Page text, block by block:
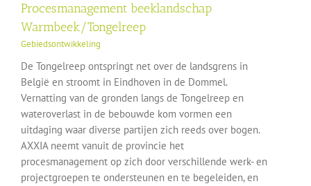
Procesmanagement beeklandschap
Warmbeek/Tongelreep
Gebiedsontwikkeling
De Tongelreep ontspringt net over de landsgrens in
België en stroomt in Eindhoven in de Dommel.
Vernatting van de gronden langs de Tongelreep en
wateroverlast in de bebouwde kom vormen een
uitdaging waar diverse partijen zich reeds over bogen.
AXXIA neemt vanuit de provincie het
procesmanagement op zich door verschillende werk- en
projectgroepen te ondersteunen en te begeleiden, en